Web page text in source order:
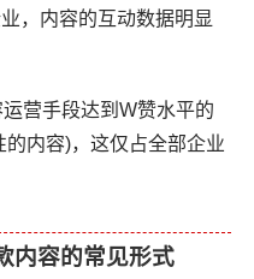
，内容的互动数据明显
营手段达到W赞水平的
内容)，这仅占全部企业
内容的常见形式